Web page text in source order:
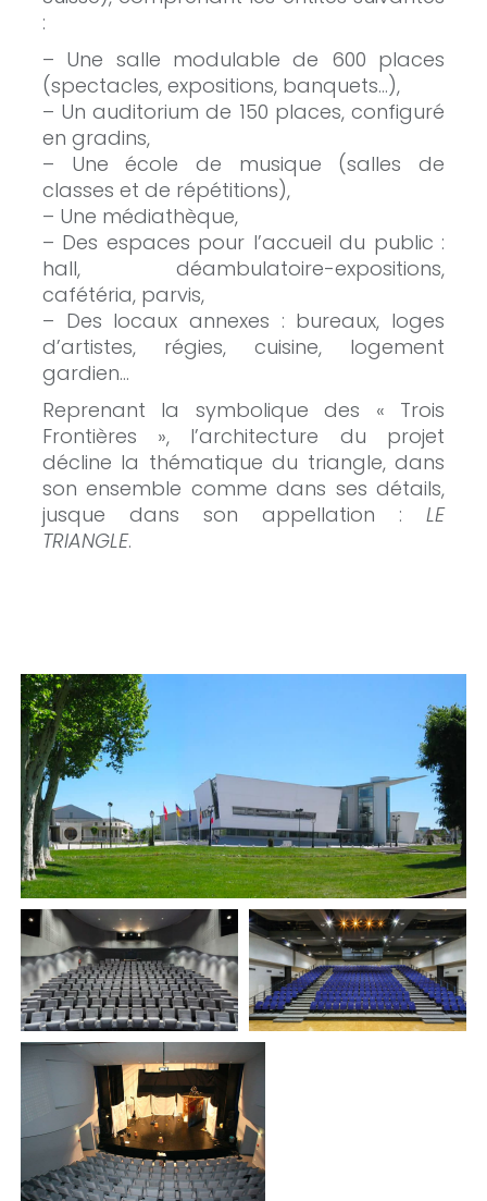
:
– Une salle modulable de 600 places
(spectacles, expositions, banquets…),
– Un auditorium de 150 places, configuré
en gradins,
– Une école de musique (salles de
classes et de répétitions),
– Une médiathèque,
– Des espaces pour l’accueil du public :
hall, déambulatoire-expositions,
cafétéria, parvis,
– Des locaux annexes : bureaux, loges
d’artistes, régies, cuisine, logement
gardien…
Reprenant la symbolique des « Trois
Frontières », l’architecture du projet
décline la thématique du triangle, dans
son ensemble comme dans ses détails,
jusque dans son appellation : LE
TRIANGLE.